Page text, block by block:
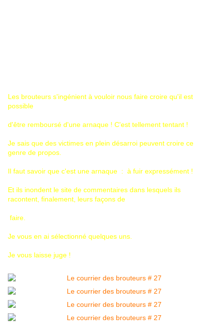
Les brouteurs s'ingénient à vouloir nous faire croire qu'il est
possible
d'être remboursé d'une arnaque ! C'est tellement tentant !
Je sais que des victimes en plein désarroi peuvent croire ce
genre de propos.
Il faut savoir que c'est une arnaque : à fuir expressément !
Et ils inondent le site de commentaires dans lesquels ils
racontent, finalement, leurs façons de
faire.
Je vous en ai sélectionné quelques uns.
Je vous laisse juge !